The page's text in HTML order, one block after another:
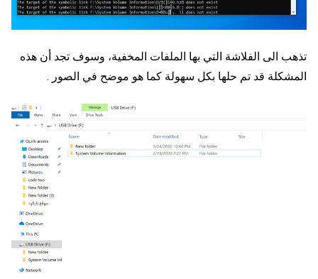
تذهب الى الفلاشة التي بها الملفات المخفية، وسوف تجد أن هذه
المشكلة قد تم حلها بكل سهولة كما هو موضح في الصور .